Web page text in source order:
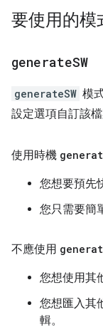
要使用的模
generateSW
generateSW 模
設定選項自訂該
使用時機
您想要預先
您只需要簡
不應使用
您想使用其
您想匯入其
輯。